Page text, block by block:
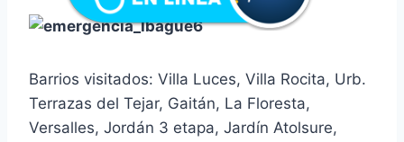
Barrios visitados: Villa Luces, Villa Rocita, Urb.
Terrazas del Tejar, Gaitán, La Floresta,
Versalles, Jordán 3 etapa, Jardín Atolsure,